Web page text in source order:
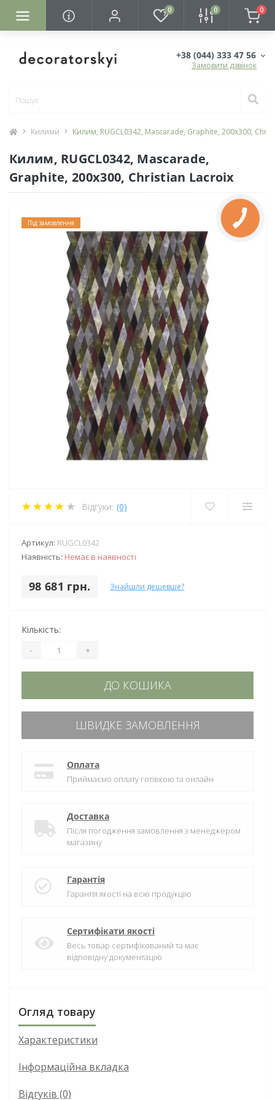
0 0 0
+38 (044) 333 47 56
Замовити дзвінок
Килими Килим, RUGCL0342, Mascarade, Graphite, 200x300,
Килим, RUGCL0342, Mascarade,
Graphite, 200x300, Christian Lacroix
Під замовлення
Відгуки: (0)
Артикул: RUGCL0342
Наявність: Немає в наявності
98 681 грн. Знайшли дешевше?
Кількість:
- +
ДО КОШИКА
ШВИДКЕ ЗАМОВЛЕННЯ
Оплата
Приймаємо оплату готівкою та онлайн
Доставка
Після погодження замовлення з менеджером
магазину
Гарантія
Гарантія якості на всю продукцію
Сертифікати якості
Весь товар сертифікований та має
відповідну документацію
Огляд товару
Характеристики
Інформаційна вкладка
Відгуків (0)